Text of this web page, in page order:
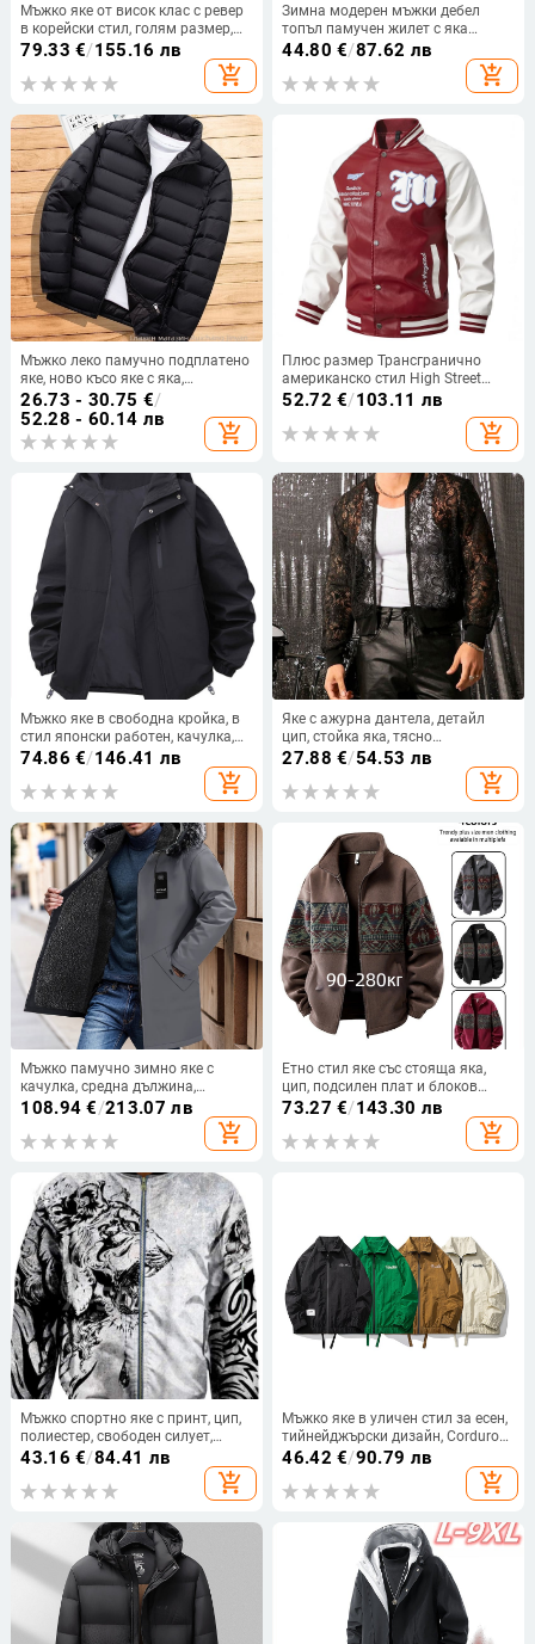
Мъжко яке от висок клас с ревер
в корейски стил, голям размер,
модерна марка, марка Lei Jun's,
пролет и есен
79.33 €/155.16 лв
add_shopping_cart
Зимна модерен мъжки дебел
топъл памучен жилет с яка
стойка, мъжки нов размер 2025,
плюс размер, широка жилетка
44.80 €/87.62 лв
add_shopping_cart
Мъжко леко памучно подплатено
яке, ново късо яке с яка,
ежедневно топло, леко памучно
подплатено яке за есен и зима с
качулка, тънко малко памучно
подплатено яке
26.73 - 30.75 €/
52.28 - 60.14 лв
add_shopping_cart
Плюс размер Трансгранично
американско стил High Street
Модерно яке от PU кожа за мъже
и жени в един и същи стил с
вертикална яка за двойки
мотоциклетно яке за мъже,
52.72 €/103.11 лв
add_shopping_cart
Мъжко яке в свободна кройка, в
стил японски работен, качулка,
цип, полиестерна материя
74.86 €/146.41 лв
add_shopping_cart
Яке с ажурна дантела, детайл
цип, стойка яка, тясно
прилепване, дишащо
27.88 €/54.53 лв
add_shopping_cart
Мъжко памучно зимно яке с
качулка, средна дължина,
свободна кройка, цип за
закопчаване, сваляща се яка с
косъм, подплата и пълнене от
108.94 €/213.07 лв
add_shopping_cart
Етно стил яке със стояща яка,
цип, подсилен плат и блоков
модел
73.27 €/143.30 лв
add_shopping_cart
Мъжко спортно яке с принт, цип,
полиестер, свободен силует,
дълъг ръкав
43.16 €/84.41 лв
add_shopping_cart
Мъжко яке в уличен стил за есен,
тийнейджърски дизайн, Corduroy
плат с Rabbit fur акценти, с
качулка, устойчиво на износване
46.42 €/90.79 лв
add_shopping_cart